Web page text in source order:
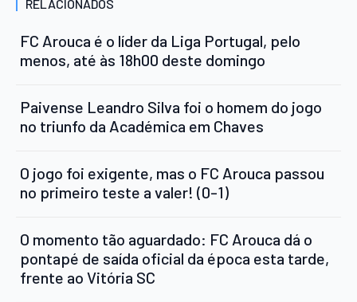
RELACIONADOS
FC Arouca é o líder da Liga Portugal, pelo
menos, até às 18h00 deste domingo
Paivense Leandro Silva foi o homem do jogo
no triunfo da Académica em Chaves
O jogo foi exigente, mas o FC Arouca passou
no primeiro teste a valer! (0-1)
O momento tão aguardado: FC Arouca dá o
pontapé de saída oficial da época esta tarde,
frente ao Vitória SC